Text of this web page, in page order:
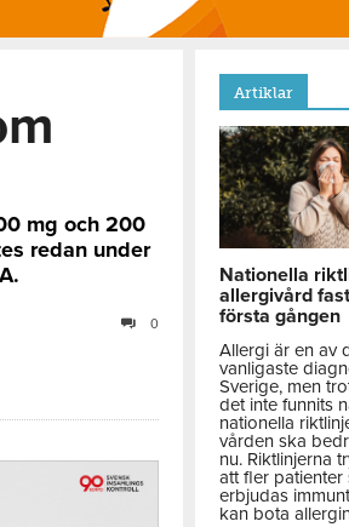
mg och 200
redan under
0
Artiklar
Nationella
allergivård
första gången
Allergi är en av
vanligaste
Sverige, men
det inte funnits
nationella
vården ska
nu. Riktlinjerna
att fler patienter
erbjudas
kan bota